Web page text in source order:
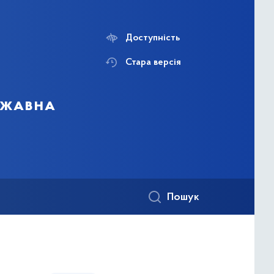
Доступність
Стара версія
Пошук